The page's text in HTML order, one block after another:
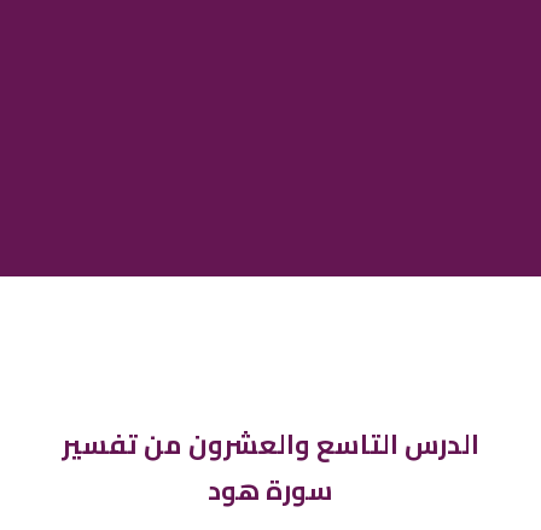
الدرس التاسع والعشرون من تفسير
سورة هود